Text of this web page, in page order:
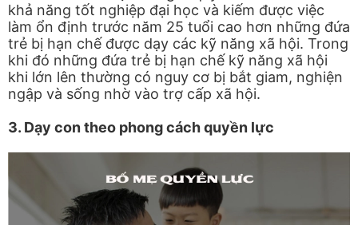
khả năng tốt nghiệp đại học và kiếm được việc
làm ổn định trước năm 25 tuổi cao hơn những đứa
trẻ bị hạn chế được dạy các kỹ năng xã hội. Trong
khi đó những đứa trẻ bị hạn chế kỹ năng xã hội
khi lớn lên thường có nguy cơ bị bắt giam, nghiện
ngập và sống nhờ vào trợ cấp xã hội.
3. Dạy con theo phong cách quyền lực